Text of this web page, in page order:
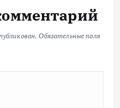
Обязательные поля